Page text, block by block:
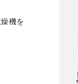
機を